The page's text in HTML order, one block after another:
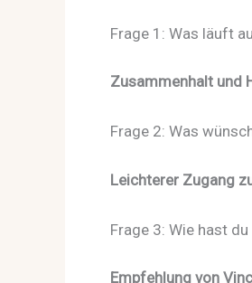
Frage 1: Was läuft
Zusammenhalt und
Frage 2: Was
Leichterer Zugang
Frage 3: Wie hast
Empfehlung von